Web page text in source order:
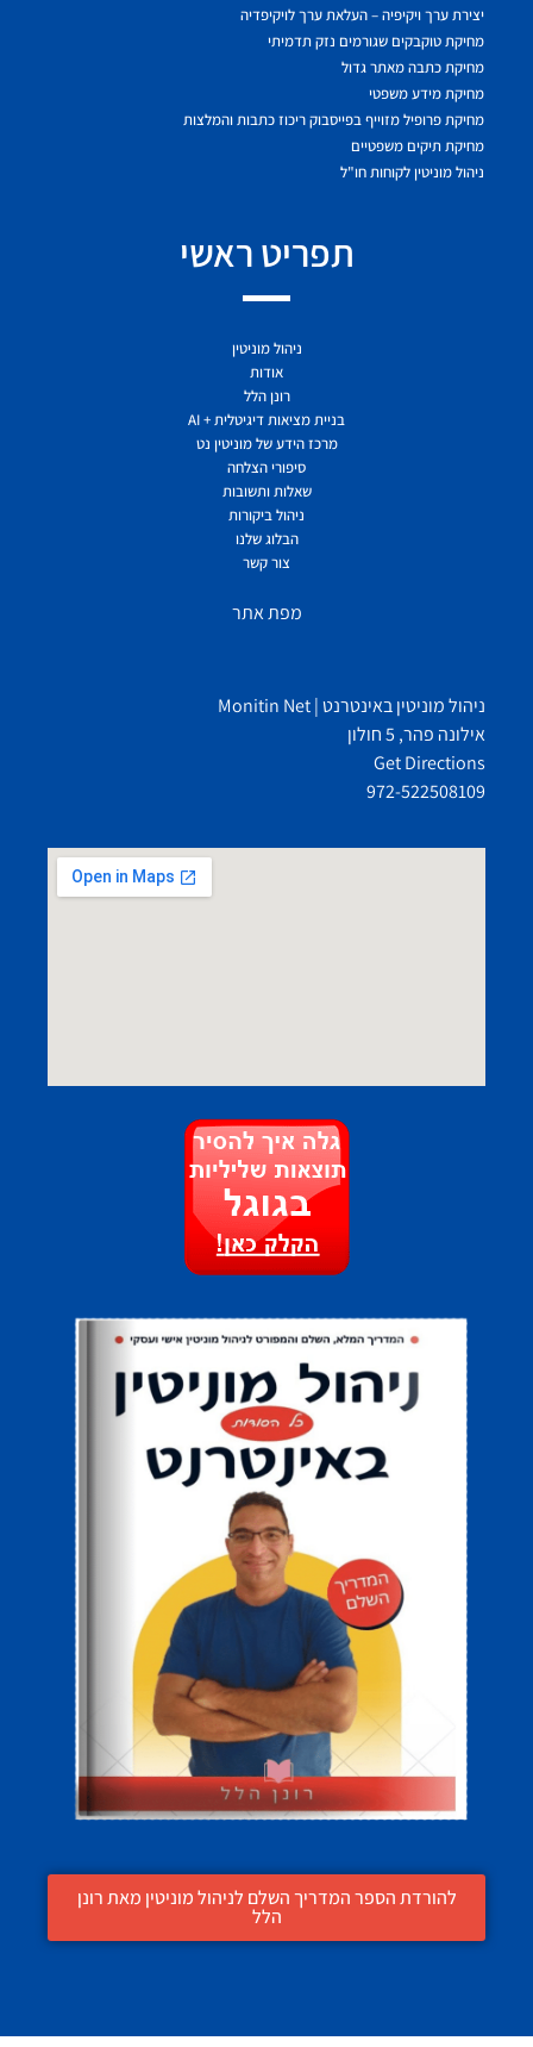
יצירת ערך ויקיפיה – העלאת ערך לויקיפדיה
מחיקת טוקבקים שגורמים נזק תדמיתי
מחיקת כתבה מאתר גדול
מחיקת מידע משפטי
מחיקת פרופיל מזוייף בפייסבוק ריכוז כתבות והמלצות
מחיקת תיקים משפטיים
ניהול מוניטין לקוחות חו"ל
תפריט ראשי
ניהול מוניטין
אודות
רונן הלל
בניית מציאות דיגיטלית + AI
מרכז הידע של מוניטין נט
סיפורי הצלחה
שאלות ותשובות
ניהול ביקורות
הבלוג שלנו
צור קשר
מפת אתר
ניהול מוניטין באינטרנט | Monitin Net
אילונה פהר, 5 חולון
Get Directions
972-522508109
להורדת הספר המדריך השלם לניהול מוניטין מאת רונן
הלל